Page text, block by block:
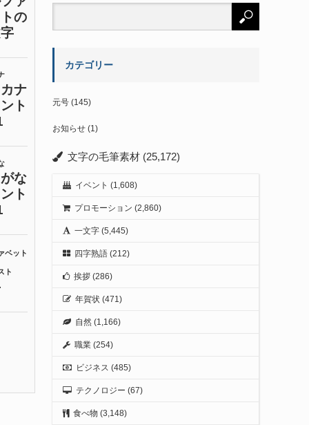
カテゴリー
元号 (145)
お知らせ (1)
文字の毛筆素材 (25,172)
イベント (1,608)
プロモーション (2,860)
一文字 (5,445)
四字熟語 (212)
挨拶 (286)
年賀状 (471)
自然 (1,166)
職業 (254)
ビジネス (485)
テクノロジー (67)
食べ物 (3,148)